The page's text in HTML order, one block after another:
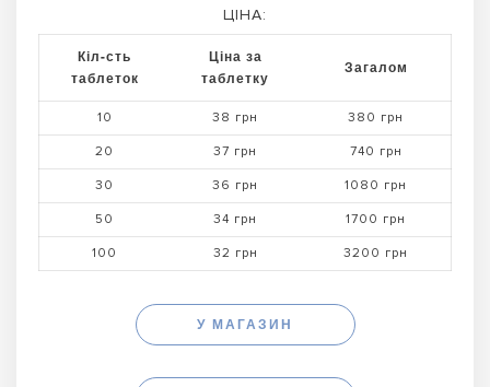
ЦІНА:
Кіл-сть
таблеток
Ціна за
таблетку
Загалом
10 38 грн 380 грн
20 37 грн 740 грн
30 36 грн 1080 грн
50 34 грн 1700 грн
100 32 грн 3200 грн
У МАГАЗИН